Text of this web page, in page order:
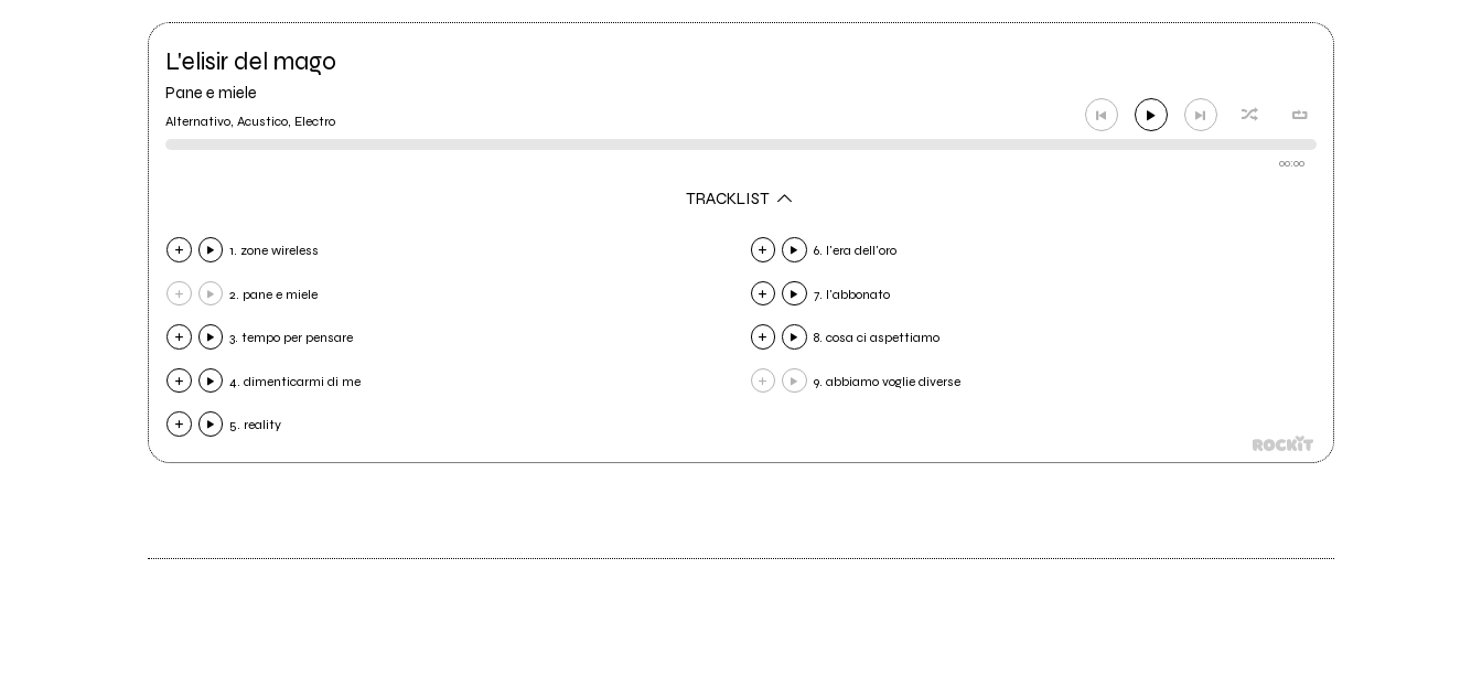
L'elisir del mago
Pane e miele
Alternativo, Acustico, Electro
00:00
TRACKLIST
1. zone wireless
2. pane e miele
3. tempo per pensare
4. dimenticarmi di me
5. reality
6. l'era dell'oro
7. l'abbonato
8. cosa ci aspettiamo
9. abbiamo voglie diverse